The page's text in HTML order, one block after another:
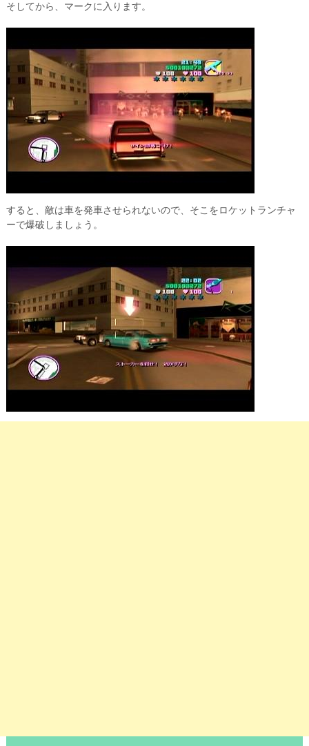
そしてから、マークに入ります。
すると、敵は車を発車させられないので、そこをロケットランチャ
ーで爆破しましょう。